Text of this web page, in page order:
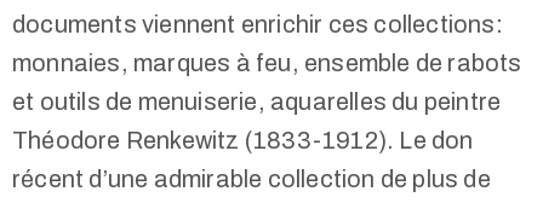
documents viennent enrichir ces collections:
monnaies, marques à feu, ensemble de rabots
et outils de menuiserie, aquarelles du peintre
Théodore Renkewitz (1833-1912). Le don
récent d’une admirable collection de plus de